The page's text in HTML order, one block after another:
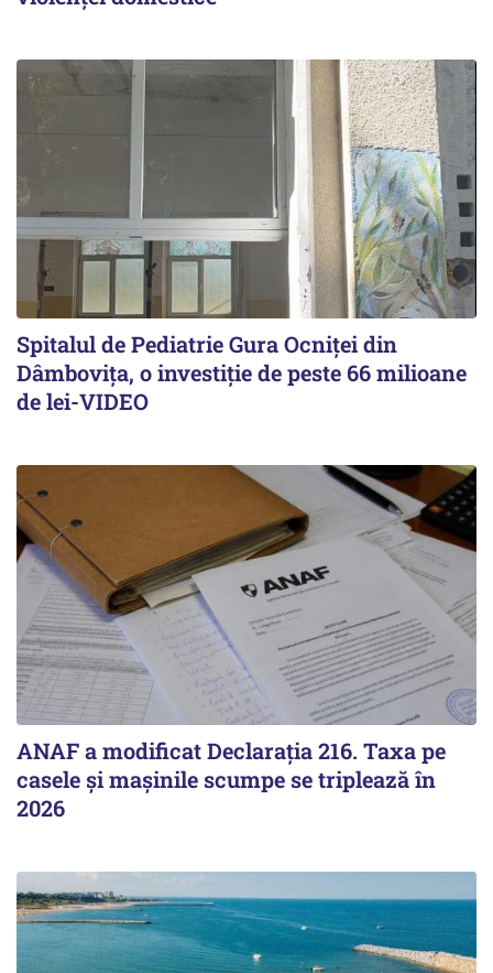
Spitalul de Pediatrie Gura Ocniței din
Dâmbovița, o investiție de peste 66 milioane
de lei-VIDEO
ANAF a modificat Declarația 216. Taxa pe
casele și mașinile scumpe se triplează în
2026